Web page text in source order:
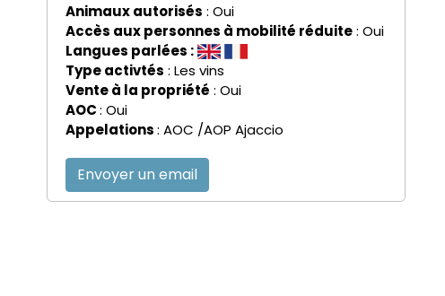
Animaux autorisés : Oui
Accès aux personnes à mobilité réduite: Oui
Langues parlées :
Type activtés : Les vins
Vente à la propriété : Oui
AOC: Oui
Appelations: AOC /AOP Ajaccio
Envoyer un email